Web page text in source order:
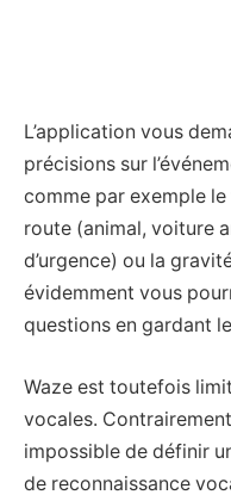
L’application vous
précisions sur
comme par exemple
route (animal, voiture
d’urgence) ou la
évidemment vous
questions en gardant
Waze est toutefois
vocales.
impossible de définir
de reconnaissance